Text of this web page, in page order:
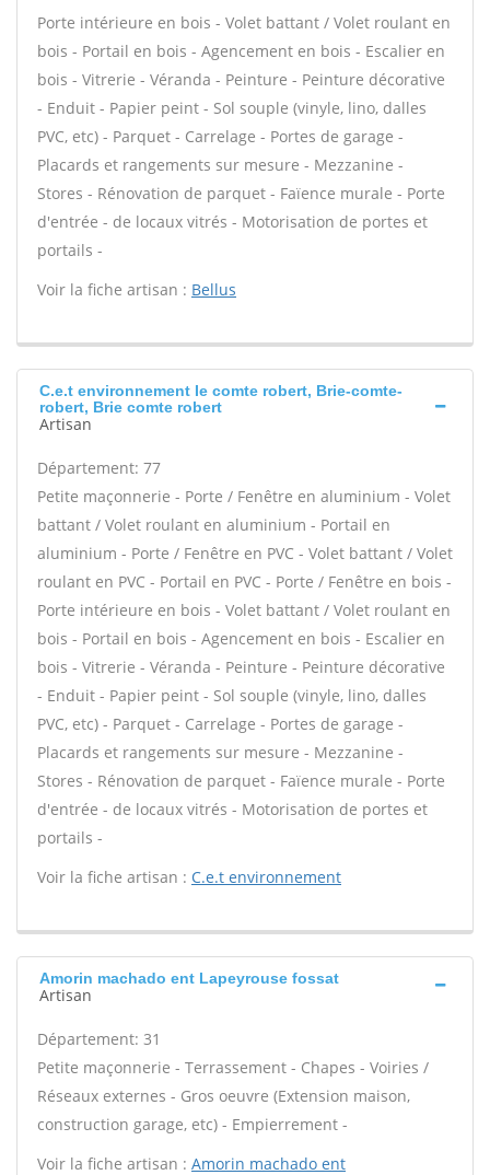
Porte intérieure en bois - Volet battant / Volet roulant en
bois - Portail en bois - Agencement en bois - Escalier en
bois - Vitrerie - Véranda - Peinture - Peinture décorative
- Enduit - Papier peint - Sol souple (vinyle, lino, dalles
PVC, etc) - Parquet - Carrelage - Portes de garage -
Placards et rangements sur mesure - Mezzanine -
Stores - Rénovation de parquet - Faïence murale - Porte
d'entrée - de locaux vitrés - Motorisation de portes et
portails -
Voir la fiche artisan : Bellus
C.e.t environnement Ie comte robert, Brie-comte-
robert, Brie comte robert
Artisan
Département: 77
Petite maçonnerie - Porte / Fenêtre en aluminium - Volet
battant / Volet roulant en aluminium - Portail en
aluminium - Porte / Fenêtre en PVC - Volet battant / Volet
roulant en PVC - Portail en PVC - Porte / Fenêtre en bois -
Porte intérieure en bois - Volet battant / Volet roulant en
bois - Portail en bois - Agencement en bois - Escalier en
bois - Vitrerie - Véranda - Peinture - Peinture décorative
- Enduit - Papier peint - Sol souple (vinyle, lino, dalles
PVC, etc) - Parquet - Carrelage - Portes de garage -
Placards et rangements sur mesure - Mezzanine -
Stores - Rénovation de parquet - Faïence murale - Porte
d'entrée - de locaux vitrés - Motorisation de portes et
portails -
Voir la fiche artisan : C.e.t environnement
Amorin machado ent Lapeyrouse fossat
Artisan
Département: 31
Petite maçonnerie - Terrassement - Chapes - Voiries /
Réseaux externes - Gros oeuvre (Extension maison,
construction garage, etc) - Empierrement -
Voir la fiche artisan : Amorin machado ent